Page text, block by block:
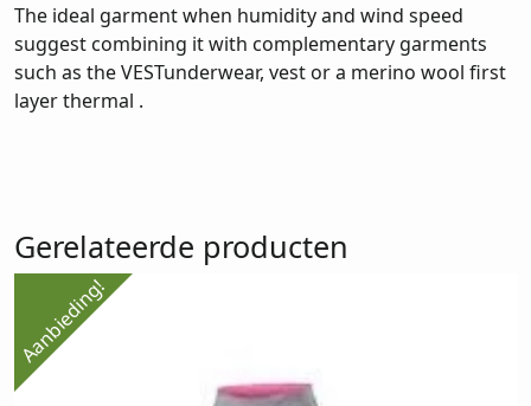
The ideal garment when humidity and wind speed
suggest combining it with complementary garments
such as the VESTunderwear, vest or a merino wool first
layer thermal .
Gerelateerde producten
Aanbieding!